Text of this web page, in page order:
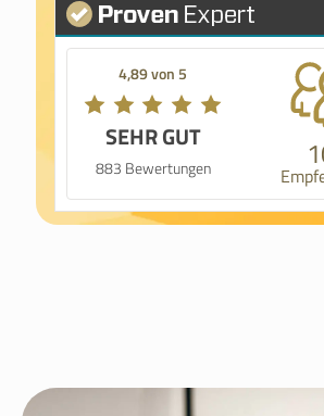
4,89 von 5
SEHR GUT
883 Bewertungen